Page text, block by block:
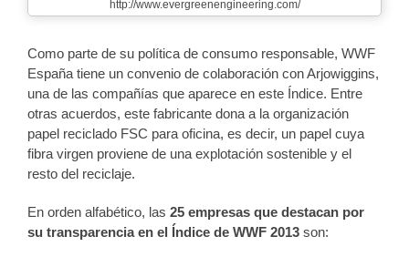
http://www.evergreenengineering.com/
Como parte de su política de consumo responsable, WWF
España tiene un convenio de colaboración con Arjowiggins,
una de las compañías que aparece en este Índice. Entre
otras acuerdos, este fabricante dona a la organización
papel reciclado FSC para oficina, es decir, un papel cuya
fibra virgen proviene de una explotación sostenible y el
resto del reciclaje.
En orden alfabético, las 25 empresas que destacan por
su transparencia en el Índice de WWF 2013 son: